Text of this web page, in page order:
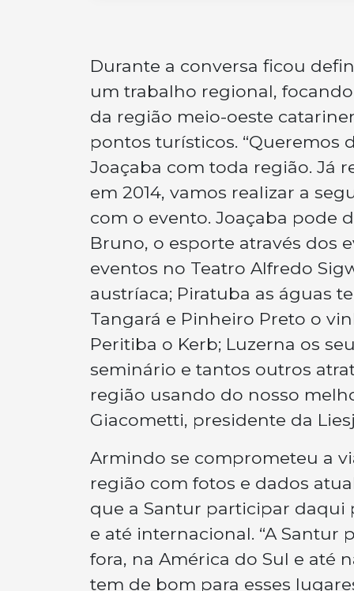
Durante a conversa ficou
um trabalho regional,
da região meio-oeste
pontos turísticos. “Queremos
Joaçaba com toda região. Já
em 2014, vamos realizar a
com o evento. Joaçaba pode
Bruno, o esporte através dos
eventos no Teatro Alfredo
austríaca; Piratuba as águas
Tangará e Pinheiro Preto o
Peritiba o Kerb; Luzerna os
seminário e tantos outros
região usando do nosso
Giacometti, presidente da
Armindo se comprometeu a
região com fotos e dados
que a Santur participar daqui
e até internacional. “A Santur
fora, na América do Sul e até
tem de bom para esses